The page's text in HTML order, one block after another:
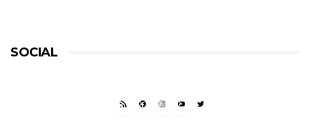
SOCIAL
RSS FEEDFACEBOOK
INSTAGRAM
YOUTUBETWITTER